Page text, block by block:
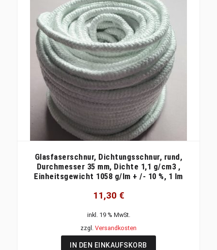
Glasfaserschnur, Dichtungsschnur, rund,
Durchmesser 35 mm, Dichte 1,1 g/cm3 ,
Einheitsgewicht 1058 g/lm + /- 10 %, 1 lm
11,30 €
inkl. 19 % MwSt.
zzgl. Versandkosten
IN DEN EINKAUFSKORB